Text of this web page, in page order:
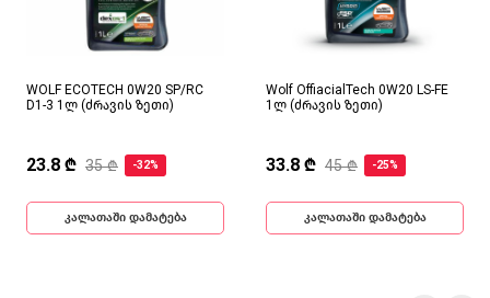
WOLF ECOTECH 0W20 SP/RC
D1-3 1ლ (ძრავის ზეთი)
23.8 ₾ 35 ₾ -32%
კალათაში დამატება
Wolf OffiacialTech 0W20 LS-FE
1ლ (ძრავის ზეთი)
33.8 ₾ 45 ₾ -25%
კალათაში დამატება